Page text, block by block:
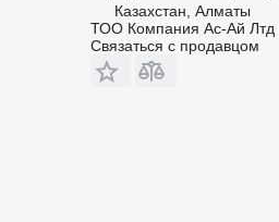
Казахстан, Алматы
ТОО Компания Ас-Ай Лтд
Связаться с продавцом